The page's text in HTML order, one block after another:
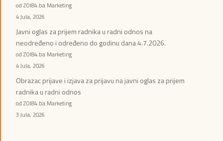
od ZOI84.ba Marketing
4 Jula, 2026
Javni oglas za prijem radnika u radni odnos na
neodređeno i određeno do godinu dana 4.7.2026.
od ZOI84.ba Marketing
4 Jula, 2026
Obrazac prijave i izjava za prijavu na javni oglas za prijem
radnika u radni odnos
od ZOI84.ba Marketing
3 Jula, 2026